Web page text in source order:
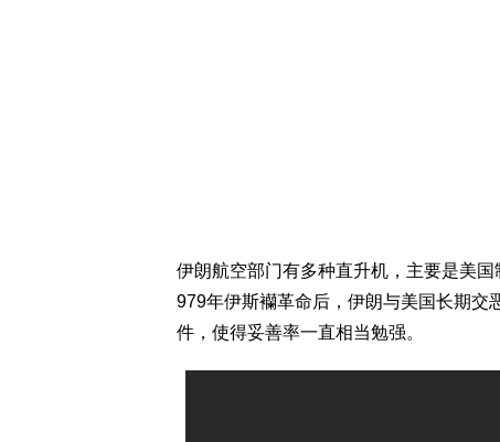
伊朗航空部门有多种直升机，主要是美
979年伊斯襽革命后，伊朗与美国长期交
件，使得妥善率一直相当勉强。